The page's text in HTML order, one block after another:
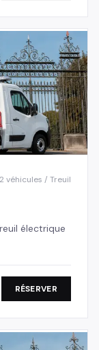
véhicules / Treuil
électrique
RÉSERVER